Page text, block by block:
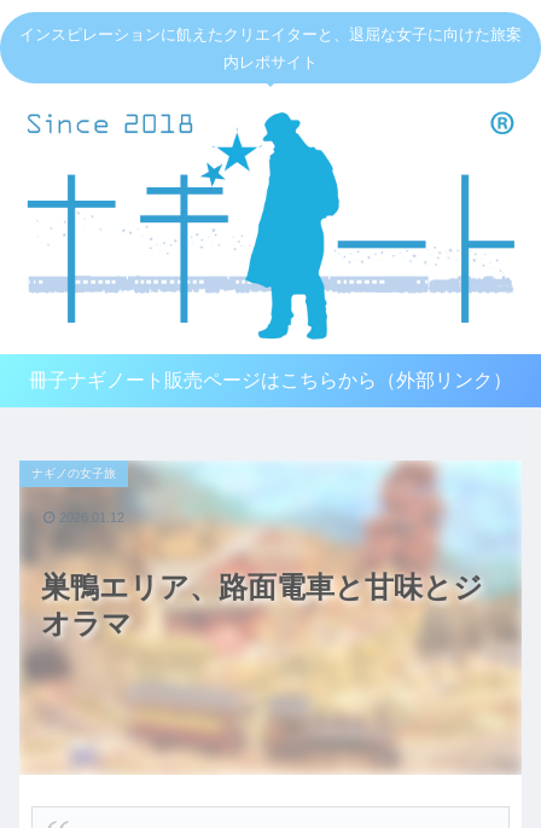
インスピレーションに飢えたクリエイターと、退屈な女子に向けた旅案
内レポサイト
冊子ナギノート販売ページはこちらから（外部リンク）
巣鴨エリア、路面電車と甘味とジ
オラマ
ナギノの女子旅
2026.01.12